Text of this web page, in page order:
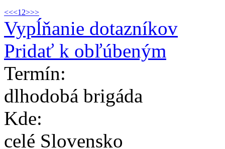
<<<1 2>>>
Vypĺňanie dotazníkov
Pridať k obľúbeným
Termín:
dlhodobá brigáda
Kde:
celé Slovensko